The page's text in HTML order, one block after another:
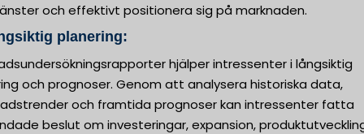
och effektivt positionera sig på marknaden.
planering:
hjälper intressenter i långsiktig
och prognoser. Genom att analysera historiska data,
och framtida prognoser kan intressenter fatta
beslut om investeringar, expansion,